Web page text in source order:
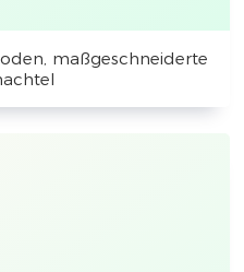
maßgeschneiderte